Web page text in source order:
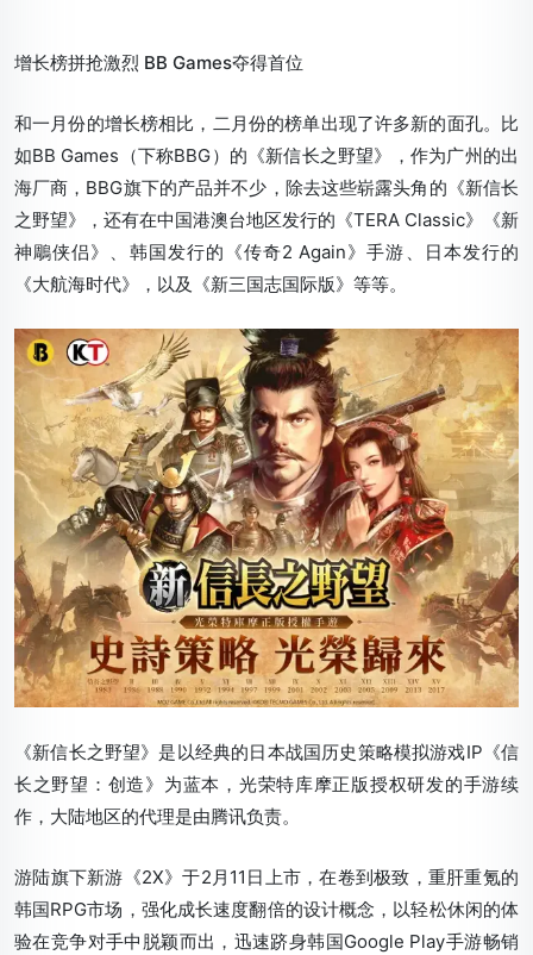
增长榜拼抢激烈 BB Games夺得首位
和一月份的增长榜相比，二月份的榜单出现了许多新的面孔。比
如BB Games（下称BBG）的《新信长之野望》，作为广州的出
海厂商，BBG旗下的产品并不少，除去这些崭露头角的《新信长
之野望》，还有在中国港澳台地区发行的《TERA Classic》《新
神鵰侠侣》、韩国发行的《传奇2 Again》手游、日本发行的
《大航海时代》，以及《新三国志国际版》等等。
《新信长之野望》是以经典的日本战国历史策略模拟游戏IP《信
长之野望：创造》为蓝本，光荣特库摩正版授权研发的手游续
作，大陆地区的代理是由腾讯负责。
游陆旗下新游《2X》于2月11日上市，在卷到极致，重肝重氪的
韩国RPG市场，强化成长速度翻倍的设计概念，以轻松休闲的体
验在竞争对手中脱颖而出，迅速跻身韩国Google Play手游畅销